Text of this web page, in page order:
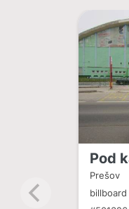
Pod
Prešov
billboard